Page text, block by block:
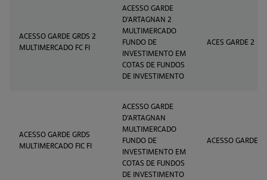
ACESSO GARDE GRDS 2
MULTIMERCADO FC FI
ACESSO GARDE
D’ARTAGNAN 2
MULTIMERCADO
FUNDO DE
INVESTIMENTO EM
COTAS DE FUNDOS
DE INVESTIMENTO
ACES GARDE 2
ACESSO GARDE GRDS
MULTIMERCADO FIC FI
ACESSO GARDE
D’ARTAGNAN
MULTIMERCADO
FUNDO DE
INVESTIMENTO EM
COTAS DE FUNDOS
DE INVESTIMENTO
ACESSO GARDE